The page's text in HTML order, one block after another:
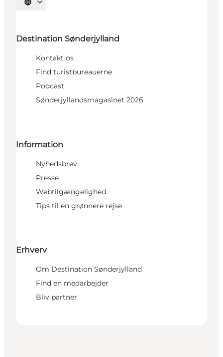
Vælg sprog
Destination Sønderjylland
Kontakt os
Find turistbureauerne
Podcast
Sønderjyllandsmagasinet 2026
Information
Nyhedsbrev
Presse
Webtilgængelighed
Tips til en grønnere rejse
Erhverv
Om Destination Sønderjylland
Find en medarbejder
Bliv partner